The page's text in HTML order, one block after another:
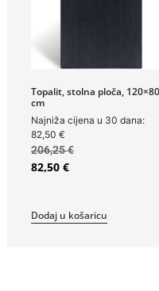
Topalit, stolna ploča, 120×80
cm
Najniža cijena u 30 dana:
82,50 €
206,25€
82,50 €
Dodaj u košaricu